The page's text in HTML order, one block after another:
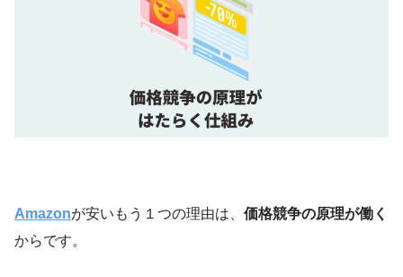
Amazonが安いもう１つの理由は、 価格競争の原理が働く
からです。